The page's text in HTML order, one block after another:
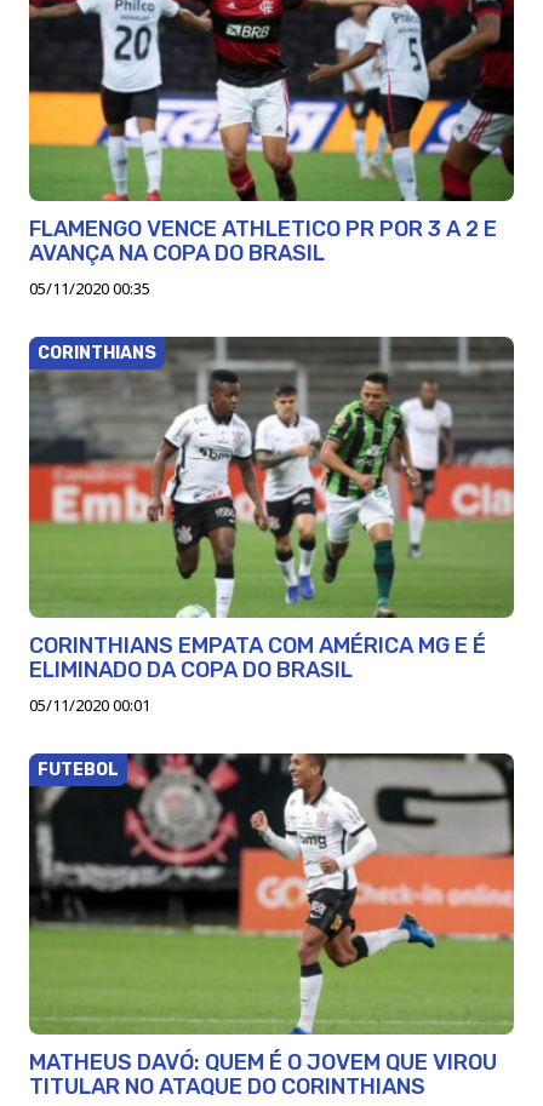
FLAMENGO VENCE ATHLETICO PR POR 3 A 2 E
AVANÇA NA COPA DO BRASIL
05/11/2020 00:35
CORINTHIANS
CORINTHIANS EMPATA COM AMÉRICA MG E É
ELIMINADO DA COPA DO BRASIL
05/11/2020 00:01
FUTEBOL
MATHEUS DAVÓ: QUEM É O JOVEM QUE VIROU
TITULAR NO ATAQUE DO CORINTHIANS